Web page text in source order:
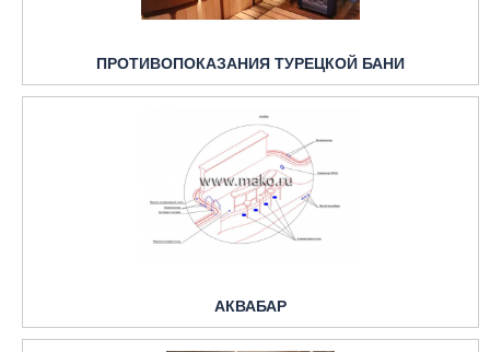
ПРОТИВОПОКАЗАНИЯ ТУРЕЦКОЙ БАНИ
АКВАБАР